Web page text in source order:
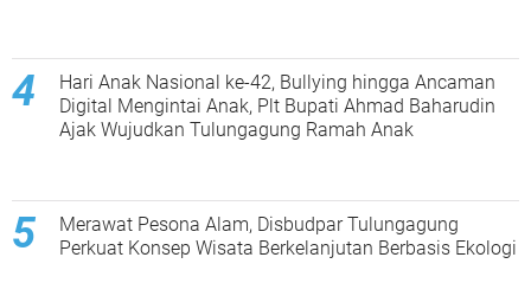
Hari Anak Nasional ke-42, Bullying hingga Ancaman
Digital Mengintai Anak, Plt Bupati Ahmad Baharudin
Ajak Wujudkan Tulungagung Ramah Anak
Merawat Pesona Alam, Disbudpar Tulungagung
Perkuat Konsep Wisata Berkelanjutan Berbasis Ekologi